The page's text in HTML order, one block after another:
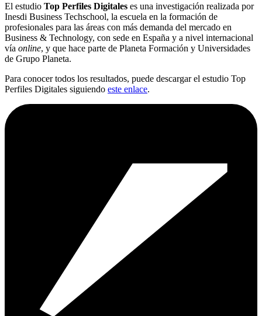
El estudio Top Perfiles Digitales es una investigación realizada por
Inesdi Business Techschool, la escuela en la formación de
profesionales para las áreas con más demanda del mercado en
Business & Technology, con sede en España y a nivel internacional
vía online, y que hace parte de Planeta Formación y Universidades
de Grupo Planeta.
Para conocer todos los resultados, puede descargar el estudio Top
Perfiles Digitales siguiendo este enlace.